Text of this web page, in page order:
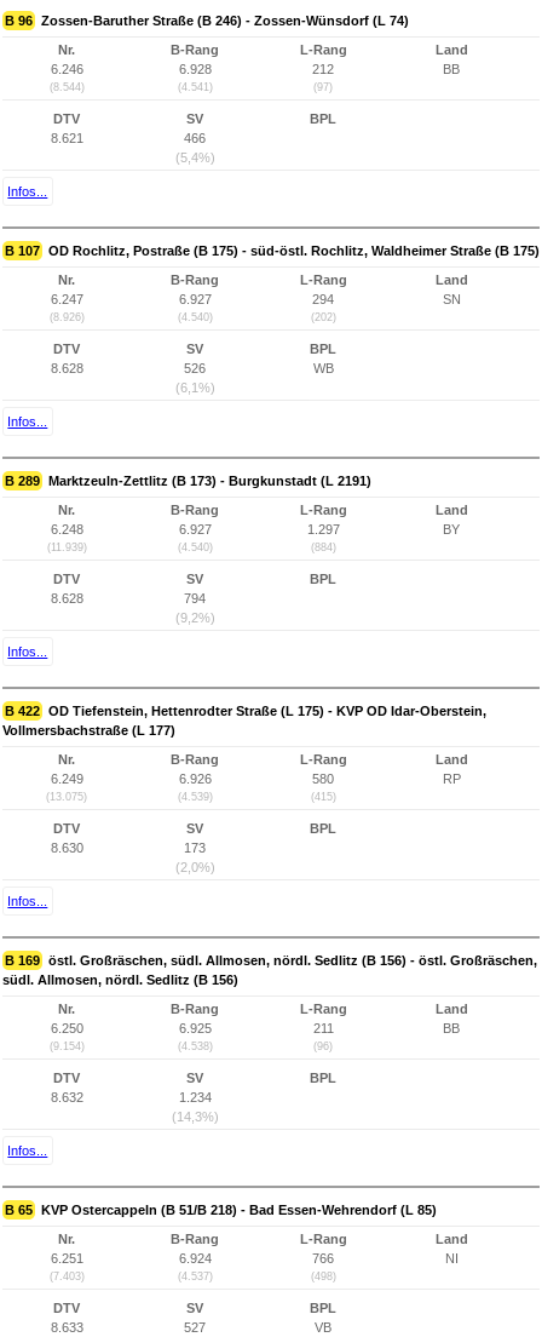
B 96 Zossen-Baruther Straße (B 246) - Zossen-Wünsdorf (L 74)
Nr.
6.246
(8.544)
B-Rang
6.928
(4.541)
L-Rang
212
(97)
Land
BB
DTV
8.621
SV
466
(5,4%)
BPL
Infos...
B 107 OD Rochlitz, Postraße (B 175) - süd-östl. Rochlitz, Waldheimer Straße (B 175)
Nr.
6.247
(8.926)
B-Rang
6.927
(4.540)
L-Rang
294
(202)
Land
SN
DTV
8.628
SV
526
(6,1%)
BPL
WB
Infos...
B 289 Marktzeuln-Zettlitz (B 173) - Burgkunstadt (L 2191)
Nr.
6.248
(11.939)
B-Rang
6.927
(4.540)
L-Rang
1.297
(884)
Land
BY
DTV
8.628
SV
794
(9,2%)
BPL
Infos...
B 422 OD Tiefenstein, Hettenrodter Straße (L 175) - KVP OD Idar-Oberstein,
Vollmersbachstraße (L 177)
Nr.
6.249
(13.075)
B-Rang
6.926
(4.539)
L-Rang
580
(415)
Land
RP
DTV
8.630
SV
173
(2,0%)
BPL
Infos...
B 169 östl. Großräschen, südl. Allmosen, nördl. Sedlitz (B 156) - östl. Großräschen,
südl. Allmosen, nördl. Sedlitz (B 156)
Nr.
6.250
(9.154)
B-Rang
6.925
(4.538)
L-Rang
211
(96)
Land
BB
DTV
8.632
SV
1.234
(14,3%)
BPL
Infos...
B 65 KVP Ostercappeln (B 51/B 218) - Bad Essen-Wehrendorf (L 85)
Nr.
6.251
(7.403)
B-Rang
6.924
(4.537)
L-Rang
766
(498)
Land
NI
DTV
8.633
SV
527
BPL
VB